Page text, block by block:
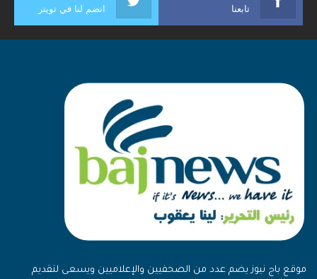
تابعنا انضم لنا في تويتر
موقع باج نيوز يضم عدد من الصحفيين والإعلاميين ويسعى لتقديم